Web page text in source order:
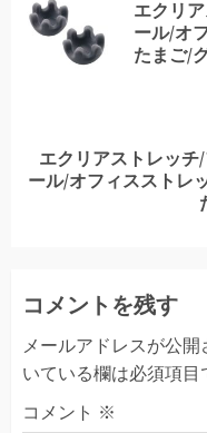
エクリ
ール/オ
たまご/
Next
エクリアストレッ
ール/オフィスストレ
コメントを残す
メールアドレスが公開
いている欄は必須項目
コメント ※